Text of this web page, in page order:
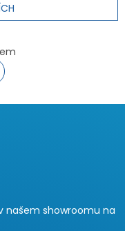
našem showroomu na